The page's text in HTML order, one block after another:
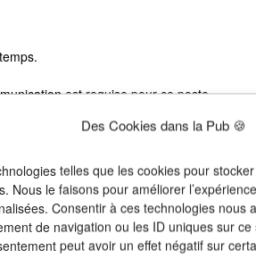
Des Cookies dans la Pub 🍪
telles que les cookies pour
Nous le faisons pour améliorer
Consentir à ces technologies nous
de navigation ou les ID uniques sur
peut avoir un effet négatif sur
est requise pour ce poste.
(possibilité télétravail 2 jours / semaine).